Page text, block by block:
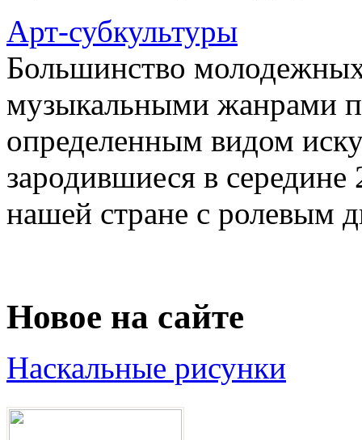
Арт-субкультуры
Большинство
музыкальными жанрами
определенным видом
зародившиеся в
нашей стране с ролевым
Новое на сайте
Наскальные рисунки